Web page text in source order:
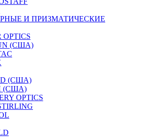
И ПРИЗМАТИЧЕСКИЕ
OPTICS
(США)
(США)
(США)
OPTICS